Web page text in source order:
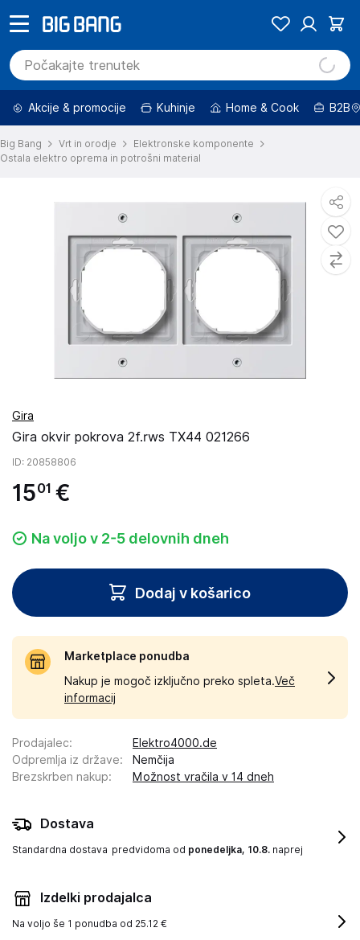
Akcije & promocije Kuhinje Home & Cook B2B
Big Bang Vrt in orodje
Elektronske komponente
Ostala elektro oprema in potrošni material
Gira
Gira okvir pokrova 2f.rws TX44 021266
ID: 20858806
1501 €
Na voljo v 2-5 delovnih dneh
Dodaj v košarico
Marketplace ponudba
Nakup je mogoč izključno preko spleta.Več
informacij
Prodajalec:
Elektro4000.de
Odpremlja iz države:
Nemčija
Brezskrben nakup: Možnost vračila v 14 dneh
Dostava
Standardna dostava predvidoma od ponedeljka, 10.8. naprej
Izdelki prodajalca
Na voljo še 1 ponudba od 25.12 €